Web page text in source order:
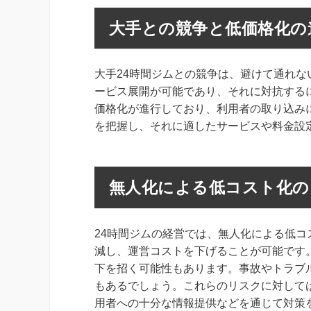
大手との競争と低価格化の
大手24時間ジムとの競争は、避けて通れ
ービス展開が可能であり、それに対抗す
価格化が進行しており、利用者の取り込
を把握し、それに適したサービスや料金設
無人化による低コスト化
24時間ジムの経営では、無人化による低
減し、運営コストを下げることが可能で
下を招く可能性もあります。事故やトラ
もあるでしょう。これらのリスクに対し
用者への十分な情報提供などを通じて対策